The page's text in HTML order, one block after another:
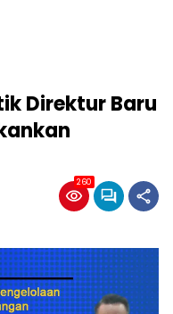
Direktur Baru
260